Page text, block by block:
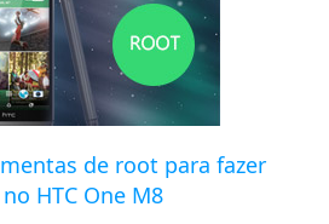
de root para fazer
HTC One M8